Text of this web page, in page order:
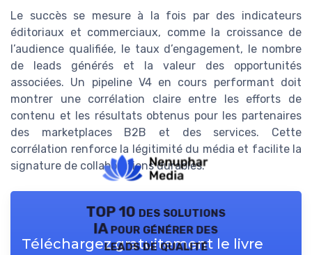
Le succès se mesure à la fois par des indicateurs
éditoriaux et commerciaux, comme la croissance de
l’audience qualifiée, le taux d’engagement, le nombre
de leads générés et la valeur des opportunités
associées. Un pipeline V4 en cours performant doit
montrer une corrélation claire entre les efforts de
contenu et les résultats obtenus pour les partenaires
des marketplaces B2B et des services. Cette
corrélation renforce la légitimité du média et facilite la
signature de collaborations durables.
TOP 10 des solutions
IA pour générer des
leads de qualité
Téléchargez gratuitement le livre